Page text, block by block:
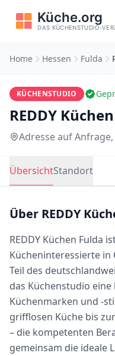
Home Hessen Fulda
KÜCHENSTUDIO
REDDY
Adresse auf Anfrage,
ÜbersichtStandort
Über REDDY
REDDY Küchen Fulda
Kücheninteressierte in
Teil des
das Küchenstudio
Küchenmarken und -
grifflosen Küche bis
– die kompetenten
gemeinsam die ideale